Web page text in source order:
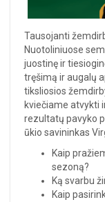
Tausojanti
Nuotoliniuose
juostinę ir
tręšimą ir augalų
tiksliosios
kviečiame atvykti
rezultatų pavyko
ūkio savininkas
Kaip
sezoną?
Ką svarbu
Kaip